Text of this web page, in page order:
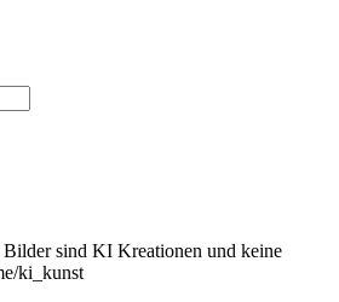
sind KI Kreationen und keine
ki_kunst